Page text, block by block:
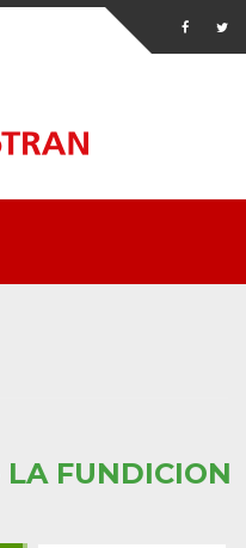
LA FUNDICION